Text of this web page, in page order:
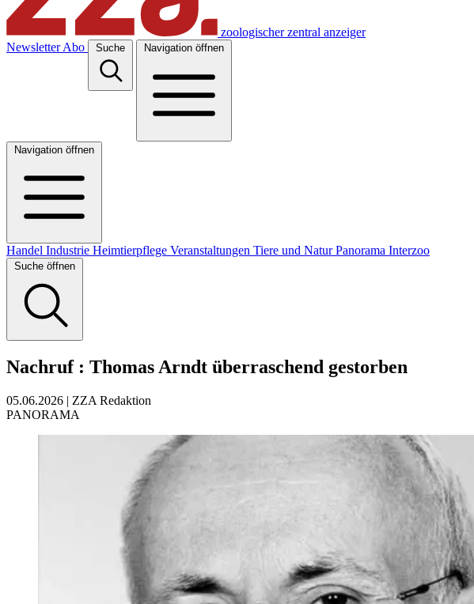
zoologischer zentral anzeiger
Newsletter Abo Suche Navigation öffnen
Navigation öffnen
Handel Industrie Heimtierpflege Veranstaltungen Tiere und NaturPanorama Interzoo
Suche öffnen
Nachruf : Thomas Arndt überraschend gestorben
05.06.2026 | ZZA Redaktion
PANORAMA